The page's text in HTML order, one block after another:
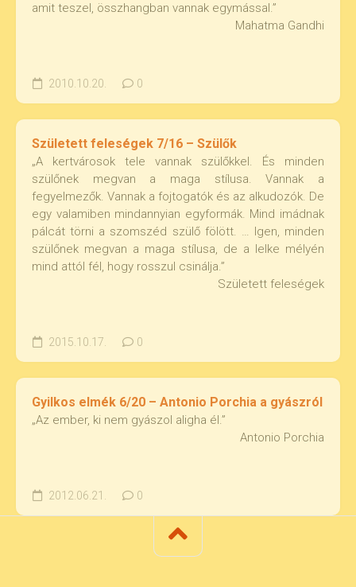
amit teszel, összhangban vannak egymással.”
Mahatma Gandhi
2010.10.20. 0
Született feleségek 7/16 – Szülők
„A kertvárosok tele vannak szülőkkel. És minden
szülőnek megvan a maga stílusa. Vannak a
fegyelmezők. Vannak a fojtogatók és az alkudozók. De
egy valamiben mindannyian egyformák. Mind imádnak
pálcát törni a szomszéd szülő fölött. … Igen, minden
szülőnek megvan a maga stílusa, de a lelke mélyén
mind attól fél, hogy rosszul csinálja.”
Született feleségek
2015.10.17. 0
Gyilkos elmék 6/20 – Antonio Porchia a gyászról
„Az ember, ki nem gyászol aligha él.”
Antonio Porchia
2012.06.21. 0